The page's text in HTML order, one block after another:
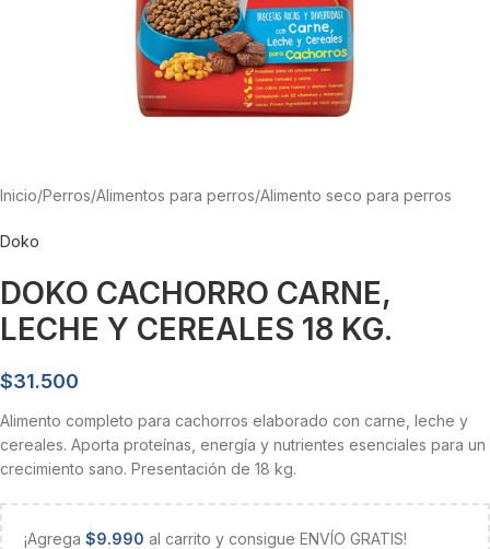
Inicio/Perros/Alimentos para perros/Alimento seco para perros
Doko
DOKO CACHORRO CARNE,
LECHE Y CEREALES 18 KG.
$31.500
Alimento completo para cachorros elaborado con carne, leche y
cereales. Aporta proteínas, energía y nutrientes esenciales para un
crecimiento sano. Presentación de 18 kg.
¡Agrega $9.990 al carrito y consigue ENVÍO GRATIS!